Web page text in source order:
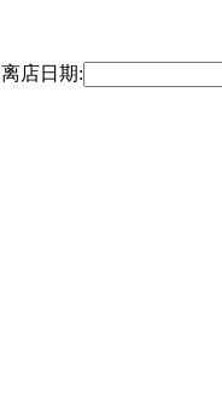
离店日期: